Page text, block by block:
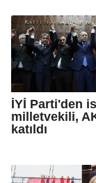
İYİ Parti'den
milletvekili,
katıldı